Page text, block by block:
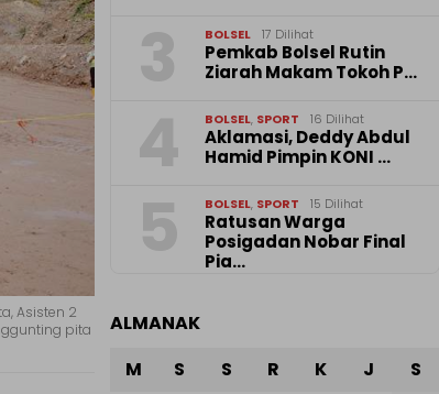
Asisten 2
pita
BOLSEL 17 Dilihat
Pemkab Bolsel Rutin
Ziarah Makam Tokoh P…
BOLSEL, SPORT 16 Dilihat
Aklamasi, Deddy Abdul
Hamid Pimpin KONI …
BOLSEL, SPORT 15 Dilihat
‎Ratusan Warga
Posigadan Nobar Final
Pia…
ALMANAK
M S S R K J
S